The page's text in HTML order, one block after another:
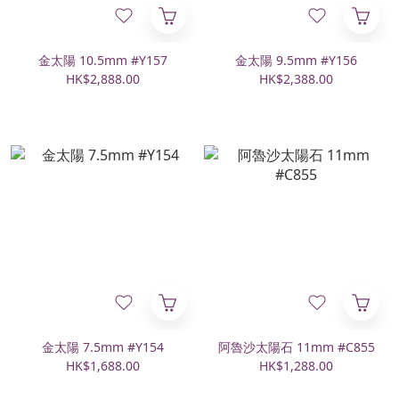
金太陽 10.5mm #Y157
HK$2,888.00
金太陽 9.5mm #Y156
HK$2,388.00
金太陽 7.5mm #Y154
HK$1,688.00
阿魯沙太陽石 11mm #C855
HK$1,288.00